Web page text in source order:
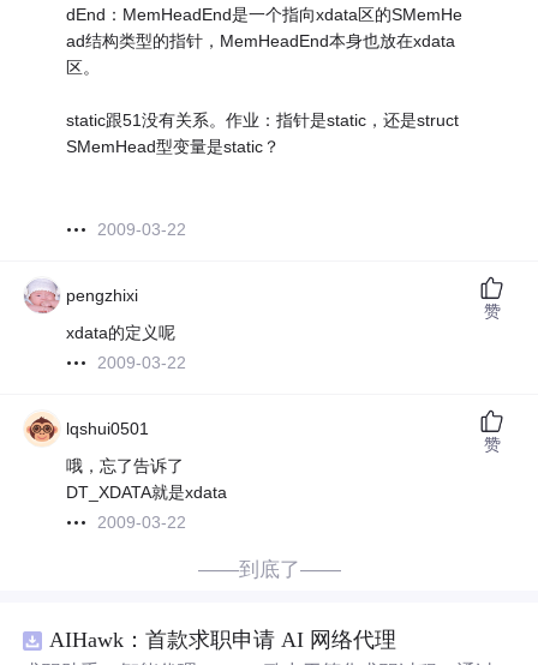
dEnd：MemHeadEnd是一个指向xdata区的SMemHe
ad结构类型的指针，MemHeadEnd本身也放在xdata
区。
static跟51没有关系。作业：指针是static，还是struct
SMemHead型变量是static？
2009-03-22
pengzhixi
xdata的定义呢
2009-03-22
赞
lqshui0501
哦，忘了告诉了
DT_XDATA就是xdata
2009-03-22
赞
——到底了——
AIHawk：首款求职申请 AI 网络代理